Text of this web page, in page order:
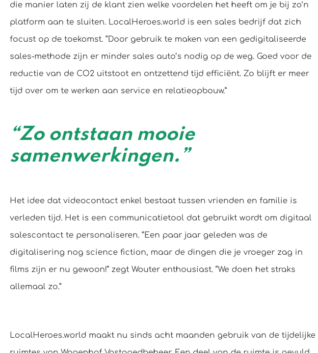
die manier laten zij de klant zien welke voordelen het heeft om je bij zo’n
platform aan te sluiten. LocalHeroes.world is een sales bedrijf dat zich
focust op de toekomst. “Door gebruik te maken van een gedigitaliseerde
sales-methode zijn er minder sales auto’s nodig op de weg. Goed voor de
reductie van de CO2 uitstoot en ontzettend tijd efficiënt. Zo blijft er meer
tijd over om te werken aan service en relatieopbouw.”
“Zo ontstaan mooie
samenwerkingen.”
Het idee dat videocontact enkel bestaat tussen vrienden en familie is
verleden tijd. Het is een communicatietool dat gebruikt wordt om digitaal
salescontact te personaliseren. “Een paar jaar geleden was de
digitalisering nog science fiction, maar de dingen die je vroeger zag in
films zijn er nu gewoon!” zegt Wouter enthousiast. “We doen het straks
allemaal zo.”
LocalHeroes.world maakt nu sinds acht maanden gebruik van de tijdelijke